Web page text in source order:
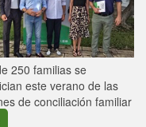
250 familias se
este verano de las
de conciliación familiar